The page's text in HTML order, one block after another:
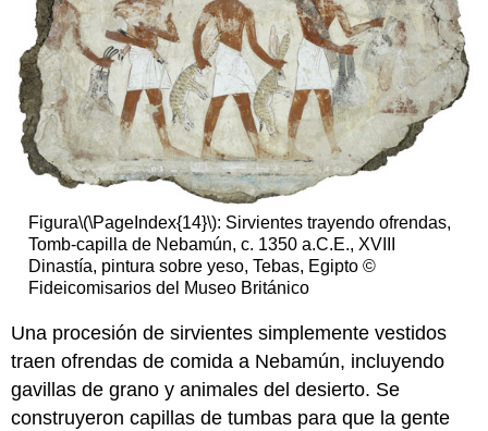
Figura\(\PageIndex{14}\): Sirvientes trayendo ofrendas,
Tomb-capilla de Nebamún, c. 1350 a.C.E., XVIII
Dinastía, pintura sobre yeso, Tebas, Egipto ©
Fideicomisarios del Museo Británico
Una procesión de sirvientes simplemente vestidos
traen ofrendas de comida a Nebamún, incluyendo
gavillas de grano y animales del desierto. Se
construyeron capillas de tumbas para que la gente